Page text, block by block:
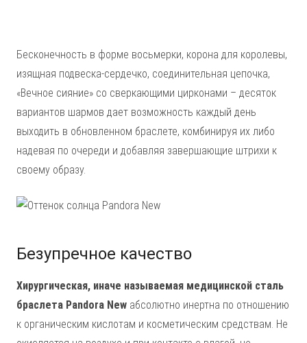
Бесконечность в форме восьмерки, корона для королевы,
изящная подвеска-сердечко, соединительная цепочка,
«Вечное сияние» со сверкающими цирконами – десяток
вариантов шармов дает возможность каждый день
выходить в обновленном браслете, комбинируя их либо
надевая по очереди и добавляя завершающие штрихи к
своему образу.
Безупречное качество
Хирургическая, иначе называемая медицинской сталь
браслета Pandora New абсолютно инертна по отношению
к органическим кислотам и косметическим средствам. Не